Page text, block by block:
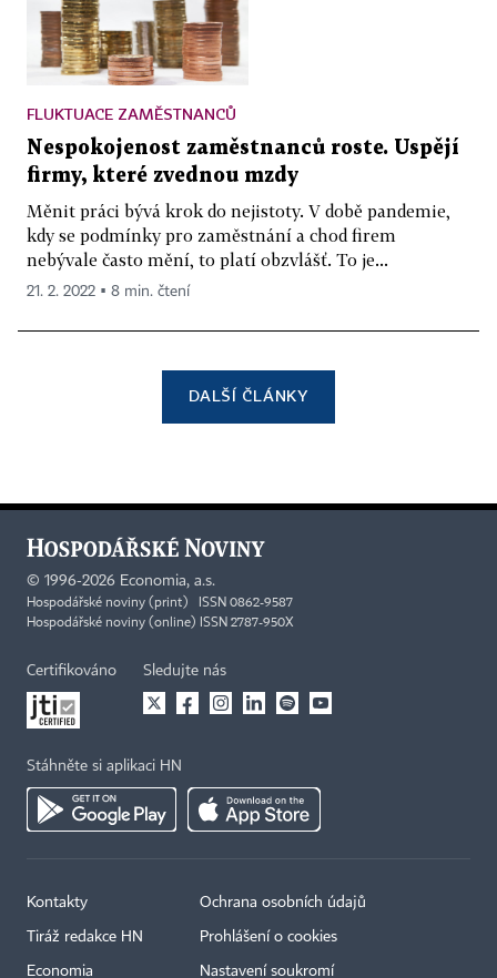
FLUKTUACE ZAMĚSTNANCŮ
Nespokojenost zaměstnanců roste. Uspějí
firmy, které zvednou mzdy
Měnit práci bývá krok do nejistoty. V době pandemie,
kdy se podmínky pro zaměstnání a chod firem
nebývale často mění, to platí obzvlášť. To je...
21. 2. 2022 ▪ 8 min. čtení
DALŠÍ ČLÁNKY
© 1996-2026 Economia, a.s.
Hospodářské noviny (print) ISSN 0862-9587
Hospodářské noviny (online) ISSN 2787-950X
Certifikováno Sledujte nás
Stáhněte si aplikaci HN
Kontakty
Tiráž redakce HN
Economia
Ochrana osobních údajů
Prohlášení o cookies
Nastavení soukromí